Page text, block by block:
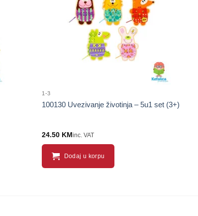
1-3
100130 Uvezivanje životinja – 5u1 set (3+)
24.50 KMinc. VAT
Dodaj u korpu